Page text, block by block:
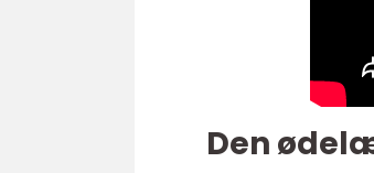
Den